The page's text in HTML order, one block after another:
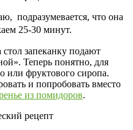
подразумевается, что она
25-30 минут.
запеканку подают
Теперь понятно, для
или фруктового сиропа.
и попробовать вместо
из помидоров.